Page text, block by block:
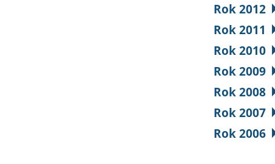
Rok 2012
Rok 2011
Rok 2010
Rok 2009
Rok 2008
Rok 2007
Rok 2006